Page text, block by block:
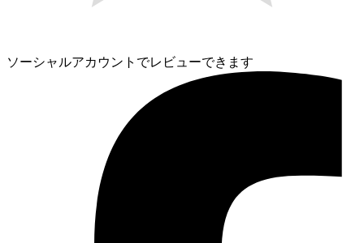
ソーシャルアカウントでレビューできます